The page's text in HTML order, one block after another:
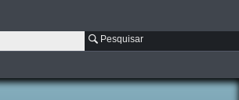
Pesquisar